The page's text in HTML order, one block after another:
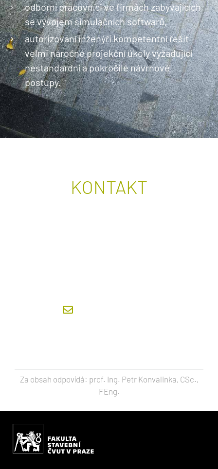
odborní pracovníci ve firmách zabývajících
se vývojem simulačních softwarů,
autorizovaní inženýři kompetentní řešit
velmi náročné projekční úkoly vyžadující
nestandardní a pokročilé návrhové
postupy.
KONTAKT
Za obsah odpovídá: prof. Ing. Petr Konvalinka, CSc.,
FEng.